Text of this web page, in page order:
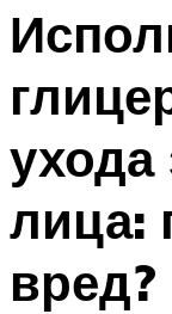
ухода
лица:
вред?